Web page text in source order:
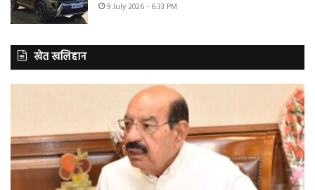
9 July 2026 - 6:33 PM
खेत खलिहान